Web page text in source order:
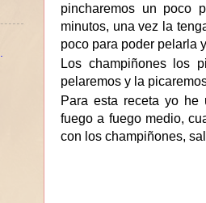
pincharemos un poco
minutos, una vez la
poco para poder pelarla
Los champiñones los
pelaremos y la
Para esta receta yo he
fuego a fuego medio,
con los champiñones,